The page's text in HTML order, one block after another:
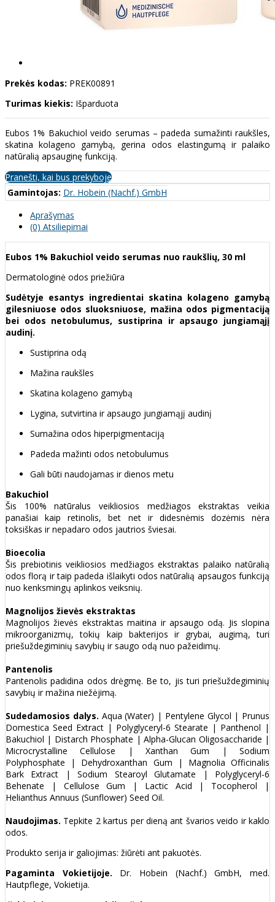
Prekės kodas: PREK00891
Turimas kiekis: Išparduota
Eubos 1% Bakuchiol veido serumas – padeda sumažinti raukšles,
skatina kolageno gamybą, gerina odos elastingumą ir palaiko
natūralią apsauginę funkciją.
Pranešti, kai bus prekyboje
Gamintojas: Dr. Hobein (Nachf.) GmbH
Aprašymas
(0) Atsiliepimai
Eubos 1% Bakuchiol veido serumas nuo raukšlių, 30 ml
Dermatologinė odos priežiūra
Sudėtyje esantys ingredientai skatina kolageno gamybą
gilesniuose odos sluoksniuose, mažina odos pigmentaciją
bei odos netobulumus, sustiprina ir apsaugo jungiamąjį
audinį.
Sustiprina odą
Mažina raukšles
Skatina kolageno gamybą
Lygina, sutvirtina ir apsaugo jungiamąjį audinį
Sumažina odos hiperpigmentaciją
Padeda mažinti odos netobulumus
Gali būti naudojamas ir dienos metu
Bakuchiol
Šis 100% natūralus veikliosios medžiagos ekstraktas veikia
panašiai kaip retinolis, bet net ir didesnėmis dozėmis nėra
toksiškas ir nepadaro odos jautrios šviesai.
Bioecolia
Šis prebiotinis veikliosios medžiagos ekstraktas palaiko natūralią
odos florą ir taip padeda išlaikyti odos natūralią apsaugos funkciją
nuo kenksmingų aplinkos veiksnių.
Magnolijos žievės ekstraktas
Magnolijos žievės ekstraktas maitina ir apsaugo odą. Jis slopina
mikroorganizmų, tokių kaip bakterijos ir grybai, augimą, turi
priešuždegiminių savybių ir saugo odą nuo pažeidimų.
Pantenolis
Pantenolis padidina odos drėgmę. Be to, jis turi priešuždegiminių
savybių ir mažina niežėjimą.
Sudedamosios dalys. Aqua (Water) | Pentylene Glycol | Prunus
Domestica Seed Extract | Polyglyceryl-6 Stearate | Panthenol |
Bakuchiol | Distarch Phosphate | Alpha-Glucan Oligosaccharide |
Microcrystalline Cellulose | Xanthan Gum | Sodium
Polyphosphate | Dehydroxanthan Gum | Magnolia Officinalis
Bark Extract | Sodium Stearoyl Glutamate | Polyglyceryl-6
Behenate | Cellulose Gum | Lactic Acid | Tocopherol |
Helianthus Annuus (Sunflower) Seed Oil.
Naudojimas. Tepkite 2 kartus per dieną ant švarios veido ir kaklo
odos.
Produkto serija ir galiojimas: žiūrėti ant pakuotės.
Pagaminta Vokietijoje. Dr. Hobein (Nachf.) GmbH, med.
Hautpflege, Vokietija.